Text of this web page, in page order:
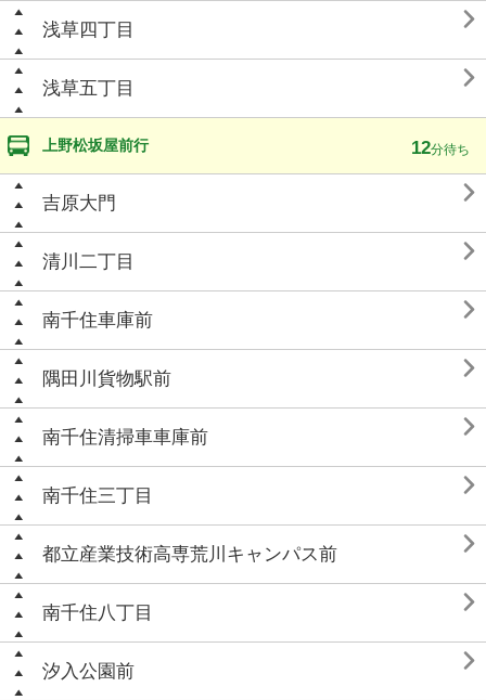
浅草四丁目 
浅草五丁目 
上野松坂屋前行 12分待ち
吉原大門 
清川二丁目 
南千住車庫前 
隅田川貨物駅前 
南千住清掃車車庫前 
南千住三丁目 
都立産業技術高専荒川キャンパス前 
南千住八丁目 
汐入公園前 